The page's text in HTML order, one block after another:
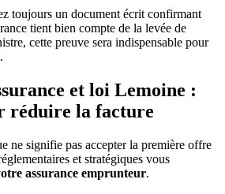
toujours un document écrit confirmant
tient bien compte de la levée de
cette preuve sera indispensable pour
et loi Lemoine :
réduire la facture
ne signifie pas accepter la première offre
et stratégiques vous
assurance emprunteur.